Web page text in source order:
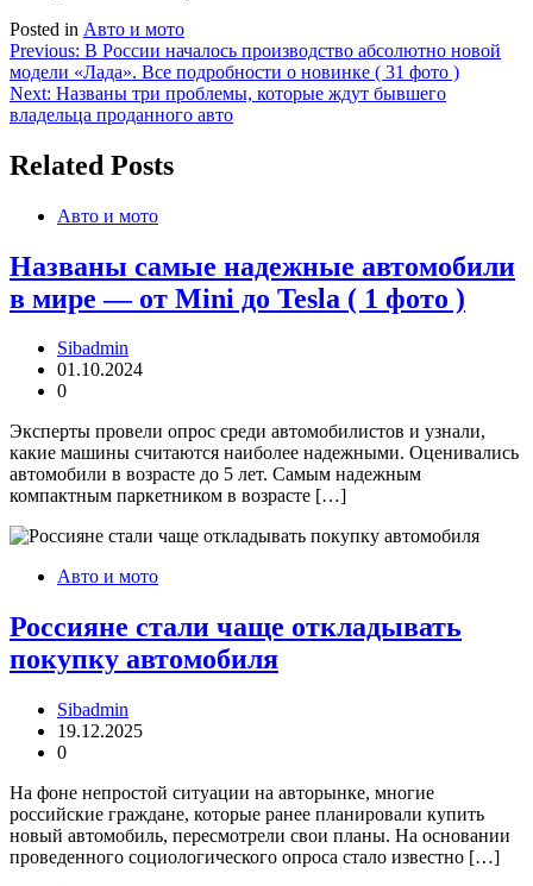
Posted in Авто и мото
Навигация
по
записям
Previous: В России началось производство абсолютно новой
модели «Лада». Все подробности о новинке ( 31 фото )
Next: Названы три проблемы, которые ждут бывшего
владельца проданного авто
Related Posts
Авто и мото
Названы самые надежные автомобили
в мире — от Mini до Tesla ( 1 фото )
Sibadmin
01.10.2024
0
Эксперты провели опрос среди автомобилистов и узнали,
какие машины считаются наиболее надежными. Оценивались
автомобили в возрасте до 5 лет. Самым надежным
компактным паркетником в возрасте […]
Авто и мото
Россияне стали чаще откладывать
покупку автомобиля
Sibadmin
19.12.2025
0
На фоне непростой ситуации на авторынке, многие
российские граждане, которые ранее планировали купить
новый автомобиль, пересмотрели свои планы. На основании
проведенного социологического опроса стало известно […]